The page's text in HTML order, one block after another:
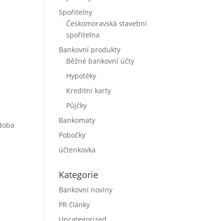
Spořitelny
Českomoravská stavební
spořitelna
Bankovní produkty
Běžné bankovní účty
Hypotéky
Kreditní karty
Půjčky
Bankomaty
Pobočky
účtenkovka
Kategorie
Bankovní noviny
PR články